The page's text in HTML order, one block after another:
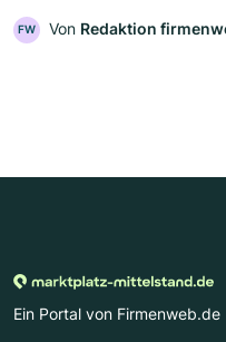
FW Von Redaktion
Ein Portal von Firmenweb.de